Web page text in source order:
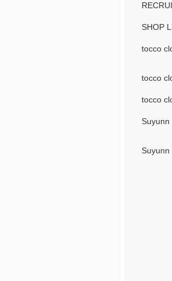
SHOP
tocco
tocco
tocco
Suyunn
Suyunn